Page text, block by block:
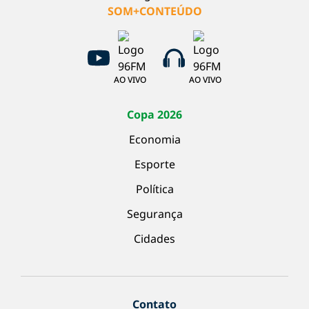
SOM+CONTEÚDO
AO VIVO AO VIVO
Copa 2026
Economia
Esporte
Política
Segurança
Cidades
Contato